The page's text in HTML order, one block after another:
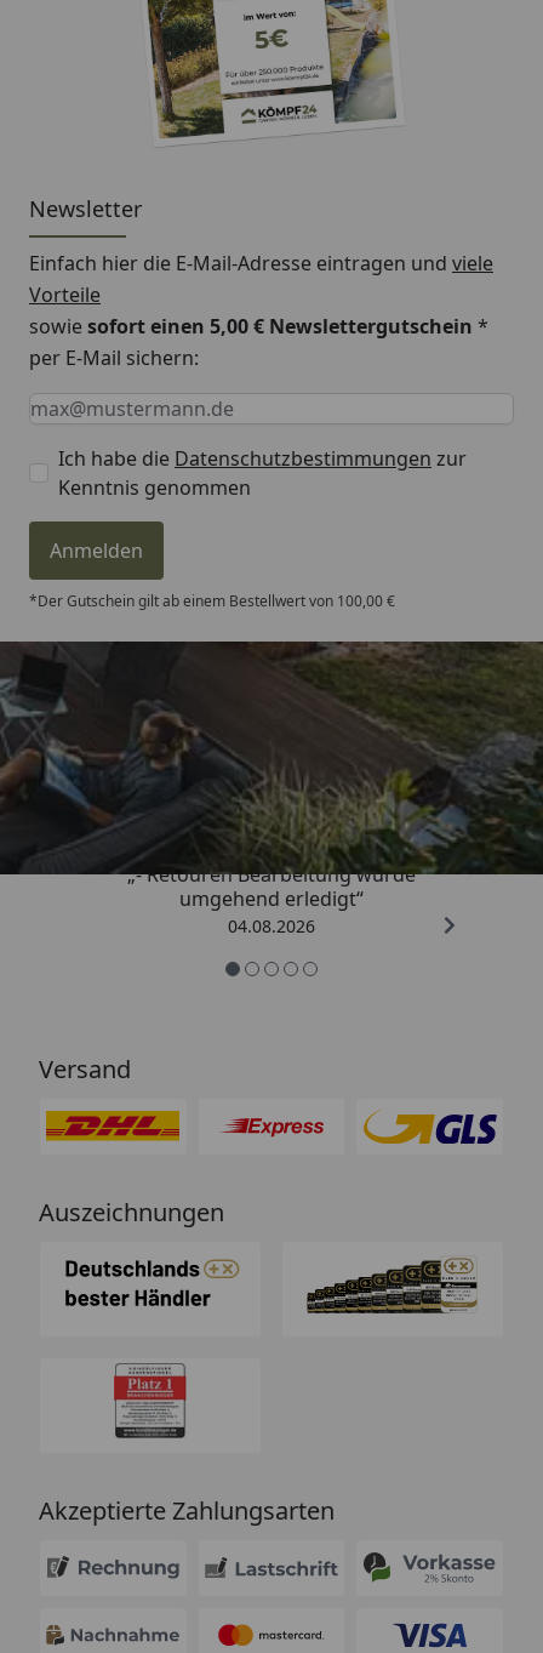
Newsletter
Einfach hier die E-Mail-Adresse eintragen und viele
Vorteile
sowiesofort einen 5,00 € Newslettergutschein *
per E-Mail sichern:
Keine Eingabe erforderlich
Eingabe erforderlich
E-Mail *
Ich habe die Datenschutzbestimmungen zur
Kenntnis genommen
Anmelden
*Der Gutschein gilt ab einem Bestellwert von 100,00 €
Trusted Shops
4,81/ 5
„- Retouren Bearbeitung wurde
umgehend erledigt“
04.08.2026
Versand
Auszeichnungen
Akzeptierte Zahlungsarten